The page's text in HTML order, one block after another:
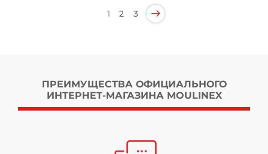
1 2 3
ПРЕИМУЩЕСТВА ОФИЦИАЛЬНОГО
ИНТЕРНЕТ-МАГАЗИНА MOULINEX